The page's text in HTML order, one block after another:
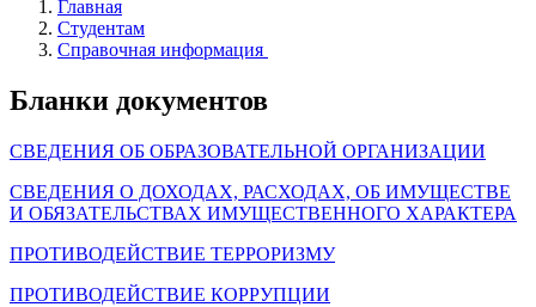
Главная
Студентам
Справочная информация
Бланки документов
СВЕДЕНИЯ ОБ ОБРАЗОВАТЕЛЬНОЙ ОРГАНИЗАЦИИ
СВЕДЕНИЯ О ДОХОДАХ, РАСХОДАХ, ОБ ИМУЩЕСТВЕ
И ОБЯЗАТЕЛЬСТВАХ ИМУЩЕСТВЕННОГО ХАРАКТЕРА
ПРОТИВОДЕЙСТВИЕ ТЕРРОРИЗМУ
ПРОТИВОДЕЙСТВИЕ КОРРУПЦИИ